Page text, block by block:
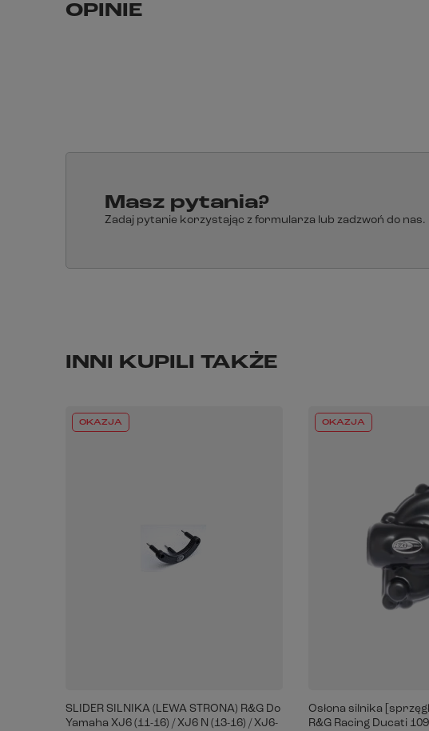
OPINIE
Masz pytania?
Zadaj pytanie korzystając z formularza lub zadzwoń do nas.
INNI KUPILI TAKŻE
OKAZJA
SLIDER SILNIKA (LEWA STRONA) R&G Do
Yamaha XJ6 (11-16) / XJ6 N (13-16) / XJ6-
OKAZJA
Osłona silnika
R&G Racing Ducati